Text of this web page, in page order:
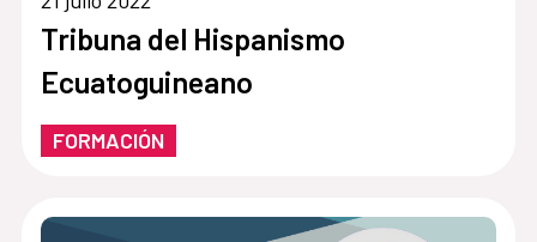
Tribuna del Hispanismo
Ecuatoguineano
FORMACIÓN